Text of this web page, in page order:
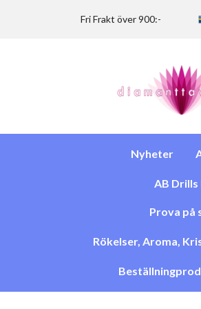
Fri Frakt över 900:-
Nyheter
AB
Prova på
Rökelser, Aroma,